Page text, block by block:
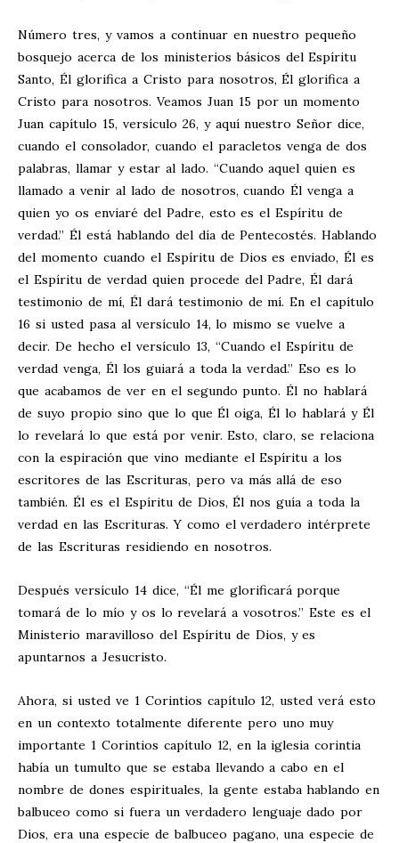
Número tres, y vamos a continuar en nuestro pequeño
bosquejo acerca de los ministerios básicos del Espíritu
Santo, Él glorifica a Cristo para nosotros, Él glorifica a
Cristo para nosotros. Veamos Juan 15 por un momento
Juan capítulo 15, versículo 26, y aquí nuestro Señor dice,
cuando el consolador, cuando el paracletos venga de dos
palabras, llamar y estar al lado. “Cuando aquel quien es
llamado a venir al lado de nosotros, cuando Él venga a
quien yo os enviaré del Padre, esto es el Espíritu de
verdad.” Él está hablando del día de Pentecostés. Hablando
del momento cuando el Espíritu de Dios es enviado, Él es
el Espíritu de verdad quien procede del Padre, Él dará
testimonio de mí, Él dará testimonio de mí. En el capítulo
16 si usted pasa al versículo 14, lo mismo se vuelve a
decir. De hecho el versículo 13, “Cuando el Espíritu de
verdad venga, Él los guiará a toda la verdad.” Eso es lo
que acabamos de ver en el segundo punto. Él no hablará
de suyo propio sino que lo que Él oiga, Él lo hablará y Él
lo revelará lo que está por venir. Esto, claro, se relaciona
con la espiración que vino mediante el Espíritu a los
escritores de las Escrituras, pero va más allá de eso
también. Él es el Espíritu de Dios, Él nos guía a toda la
verdad en las Escrituras. Y como el verdadero intérprete
de las Escrituras residiendo en nosotros.
Después versículo 14 dice, “Él me glorificará porque
tomará de lo mío y os lo revelará a vosotros.” Este es el
Ministerio maravilloso del Espíritu de Dios, y es
apuntarnos a Jesucristo.
Ahora, si usted ve 1 Corintios capítulo 12, usted verá esto
en un contexto totalmente diferente pero uno muy
importante 1 Corintios capítulo 12, en la iglesia corintia
había un tumulto que se estaba llevando a cabo en el
nombre de dones espirituales, la gente estaba hablando en
balbuceo como si fuera un verdadero lenguaje dado por
Dios, era una especie de balbuceo pagano, una especie de